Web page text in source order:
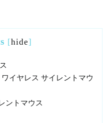
[hide]
イヤレス サイレントマウ
ントマウス